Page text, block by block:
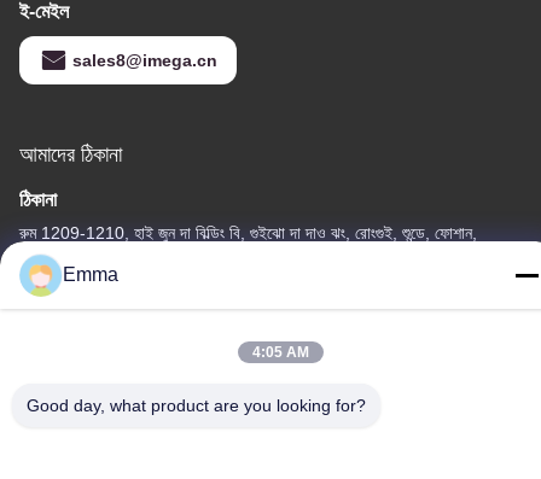
ই-মেইল
sales8@imega.cn
আমাদের ঠিকানা
ঠিকানা
রুম 1209-1210, হাই জুন দা বিল্ডিং বি, গুইঝো দা দাও ঝং, রোংগুই, শুন্ডে, ফোশান,
গুয়াংডং, চীন
টেল
Emma
4:05 AM
Good day, what product are you looking for?